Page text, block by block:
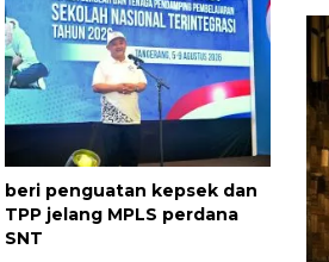
beri penguatan kepsek dan
TPP jelang MPLS perdana
SNT
hortikultura
picu deflasi DIY